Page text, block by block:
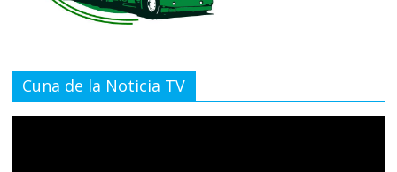
Cuna de la Noticia TV